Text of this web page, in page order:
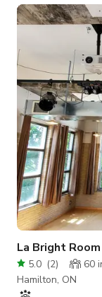
fenêtres, d'un
trois étages, de
cérémonies, les
comprend
projecteur pour un
La Bright
5.0 (2) 60
Hamilton, ON